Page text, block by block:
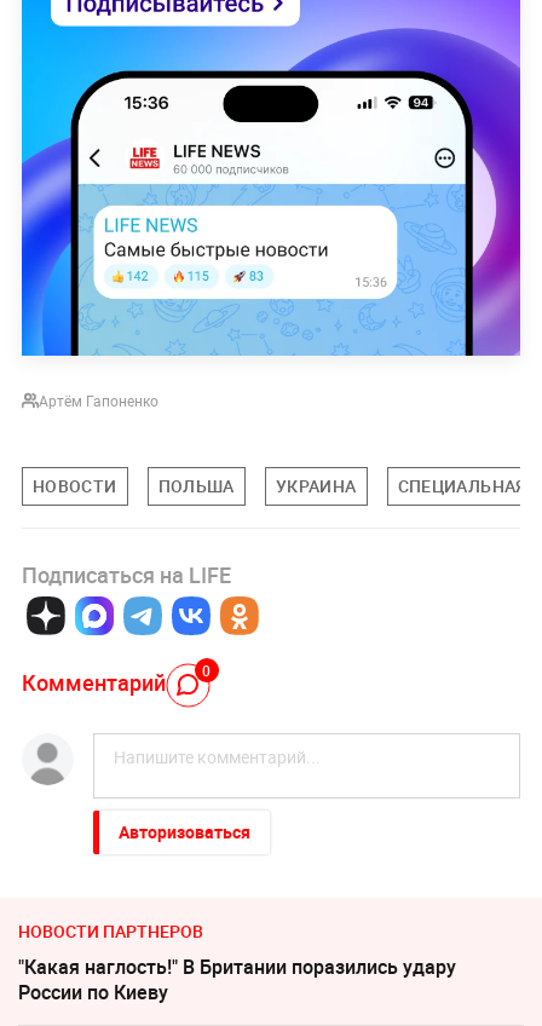
Артём Гапоненко
НОВОСТИ ПОЛЬША УКРАИНА СПЕЦИАЛЬНАЯ
Подписаться на LIFE
Комментарий 0
Авторизоваться
НОВОСТИ ПАРТНЕРОВ
"Какая наглость!" В Британии поразились удару
России по Киеву